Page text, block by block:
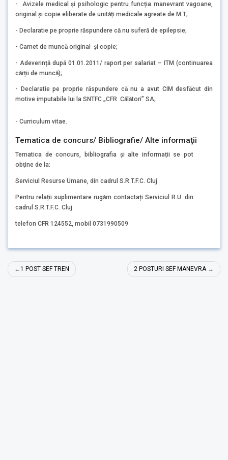
- Avizele medical și psihologic pentru funcția manevrant vagoane,
original și copie eliberate de unități medicale agreate de M.T;
- Declaratie pe proprie răspundere că nu suferă de epilepsie;
- Carnet de muncă original și copie;
- Adeverință după 01.01.2011/ raport per salariat – ITM (continuarea
cărții de muncă);
- Declaratie pe proprie răspundere că nu a avut CIM desfăcut din
motive imputabile lui la SNTFC „CFR Călători” SA;
- Curriculum vitae.
Tematica de concurs/ Bibliografie/ Alte informaţii
Tematica de concurs, bibliografia și alte informații se pot
obține de la:
Serviciul Resurse Umane, din cadrul S.R.T.F.C. Cluj
Pentru relații suplimentare rugăm contactați Serviciul R.U. din
cadrul S.R.T.F.C. Cluj
telefon CFR 124552, mobil 0731990509
Navigare
în
1 POST SEF TREN 2 POSTURI SEF MANEVRA